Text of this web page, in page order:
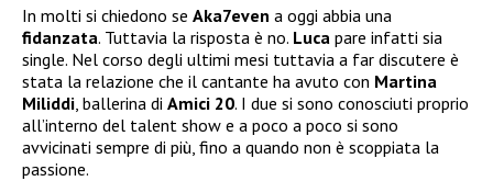
In molti si chiedono se Aka7even a oggi abbia una
fidanzata. Tuttavia la risposta è no. Luca pare infatti sia
single. Nel corso degli ultimi mesi tuttavia a far discutere è
stata la relazione che il cantante ha avuto con Martina
Miliddi , ballerina di Amici 20. I due si sono conosciuti proprio
all’interno del talent show e a poco a poco si sono
avvicinati sempre di più, fino a quando non è scoppiata la
passione.